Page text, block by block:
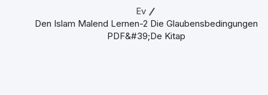
Ev
Den Islam Malend Lernen-2 Die Glaubensbedingungen
PDF&#39;de Kitap